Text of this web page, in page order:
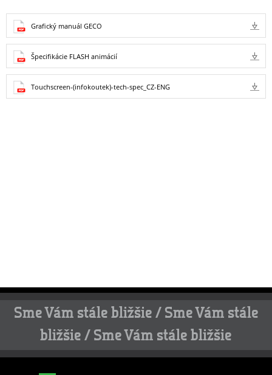
Grafický manuál GECO
Špecifikácie FLASH animácií
Touchscreen-(infokoutek)-tech-spec_CZ-ENG
Sme Vám stále bližšie / Sme Vám stále
bližšie / Sme Vám stále bližšie